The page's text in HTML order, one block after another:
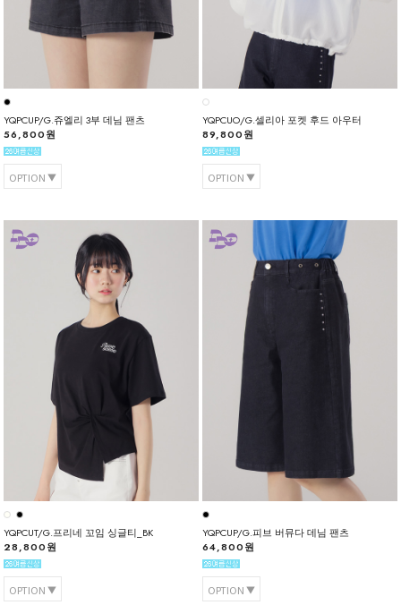
YQPCUP/G.쥬엘리 3부 데님 팬츠
56,800원
OPTION
YQPCUO/G.셀리아 포켓 후드 아우터
89,800원
OPTION
YQPCUT/G.프리네 꼬임 싱글티_BK
28,800원
OPTION
YQPCUP/G.피브 버뮤다 데님 팬츠
64,800원
OPTION